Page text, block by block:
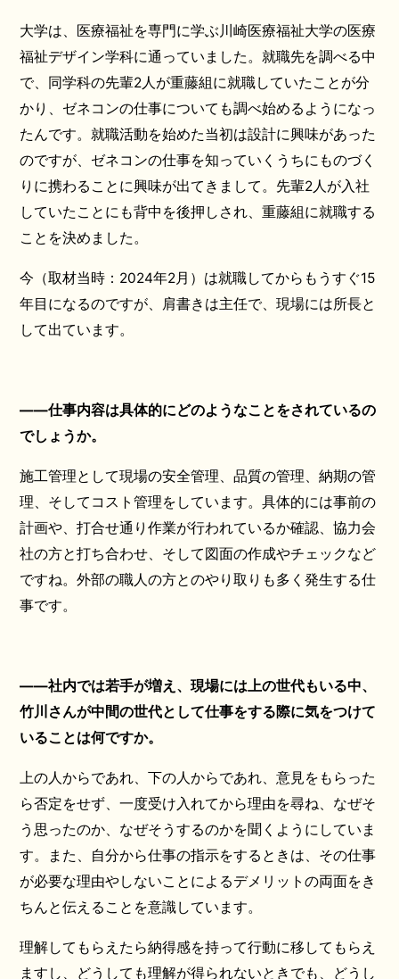
大学は、医療福祉を専門に学ぶ川崎医療福祉大学の医療
福祉デザイン学科に通っていました。就職先を調べる中
で、同学科の先輩2人が重藤組に就職していたことが分
かり、ゼネコンの仕事についても調べ始めるようになっ
たんです。就職活動を始めた当初は設計に興味があった
のですが、ゼネコンの仕事を知っていくうちにものづく
りに携わることに興味が出てきまして。先輩2人が入社
していたことにも背中を後押しされ、重藤組に就職する
ことを決めました。
今（取材当時：2024年2月）は就職してからもうすぐ15
年目になるのですが、肩書きは主任で、現場には所長と
して出ています。
――仕事内容は具体的にどのようなことをされているの
でしょうか。
施工管理として現場の安全管理、品質の管理、納期の管
理、そしてコスト管理をしています。具体的には事前の
計画や、打合せ通り作業が行われているか確認、協力会
社の方と打ち合わせ、そして図面の作成やチェックなど
ですね。外部の職人の方とのやり取りも多く発生する仕
事です。
――社内では若手が増え、現場には上の世代もいる中、
竹川さんが中間の世代として仕事をする際に気をつけて
いることは何ですか。
上の人からであれ、下の人からであれ、意見をもらった
ら否定をせず、一度受け入れてから理由を尋ね、なぜそ
う思ったのか、なぜそうするのかを聞くようにしていま
す。また、自分から仕事の指示をするときは、その仕事
が必要な理由やしないことによるデメリットの両面をき
ちんと伝えることを意識しています。
理解してもらえたら納得感を持って行動に移してもらえ
ますし、どうしても理解が得られないときでも、どうし